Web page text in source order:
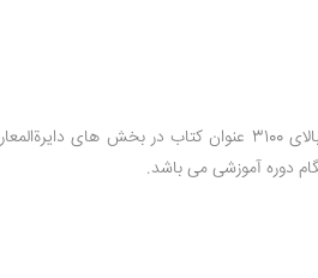
مجموعه آموزشی، فرهنگی و انتشاراتی مبتکران در سال 1365 فعالیت خود را در زمینه تالیف و تدوین کتب علمی و آموزشی شروع نمود.
دوره آموزشی می باشد.